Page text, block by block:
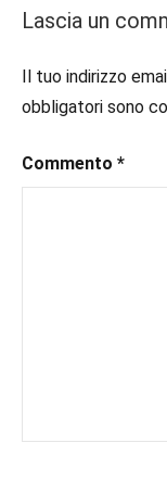
#recensioni
#scrittoriitaliani
Lascia un
Il tuo indirizzo
obbligatori sono
Commento *